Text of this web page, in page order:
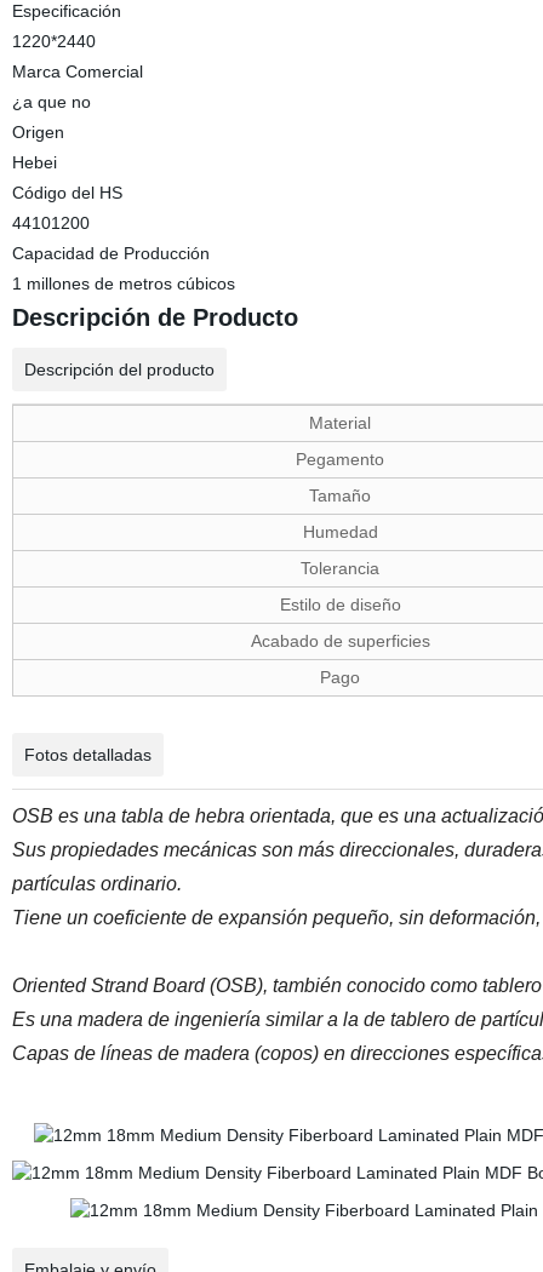
Especificación
1220*2440
Marca Comercial
¿a que no
Origen
Hebei
Código del HS
44101200
Capacidad de Producción
1 millones de metros cúbicos
Descripción de Producto
Descripción del producto
Material
Pegamento
Tamaño
Humedad
Tolerancia
Estilo de diseño
Acabado de superficies
Pago
Fotos detalladas
OSB es una tabla de hebra orientada, que es una
Sus propiedades mecánicas son más direccionales,
partículas ordinario.
Tiene un coeficiente de expansión pequeño, sin
Oriented Strand Board (OSB), también conocido como
Es una madera de ingeniería similar a la de tablero de
Capas de líneas de madera (copos) en direcciones